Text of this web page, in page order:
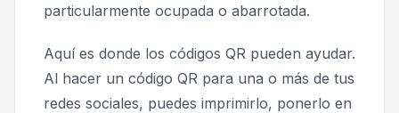
particularmente ocupada o abarrotada.
Aquí es donde los códigos QR pueden ayudar.
Al hacer un código QR para una o más de tus
redes sociales, puedes imprimirlo, ponerlo en